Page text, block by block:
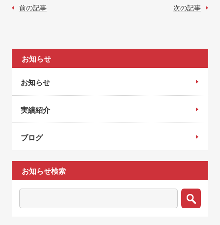
前の記事 次の記事
お知らせ
お知らせ
実績紹介
ブログ
お知らせ検索